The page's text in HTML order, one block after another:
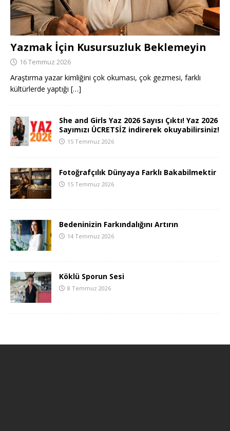
Yazmak İçin Kusursuzluk Beklemeyin
16 Temmuz 2026
Araştırma yazar kimliğini çok okuması, çok gezmesi, farklı
kültürlerde yaptığı […]
She and Girls Yaz 2026 Sayısı Çıktı! Yaz 2026
Sayımızı ÜCRETSİZ indirerek okuyabilirsiniz!
15 Temmuz 2026
Fotoğrafçılık Dünyaya Farklı Bakabilmektir
15 Temmuz 2026
Bedeninizin Farkındalığını Artırın
14 Temmuz 2026
Köklü Sporun Sesi
8 Temmuz 2026